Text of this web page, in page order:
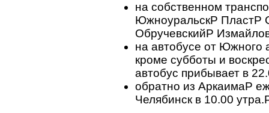
на собственном
ЮжноуральскP ПластP
ОбручевскийP
на автобусе от Южного
кроме субботы и
автобус прибывает в
обратно из АркаимаP
Челябинск в 10.00